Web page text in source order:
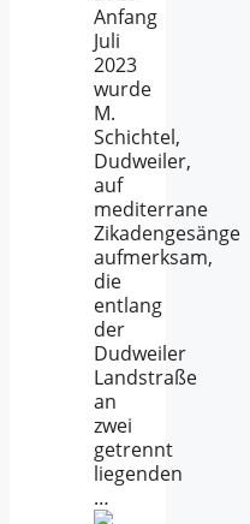
Anfang
Juli
2023
wurde
M.
Schichtel,
Dudweiler,
auf
mediterrane
Zikadengesänge
aufmerksam,
die
entlang
der
Dudweiler
Landstraße
an
zwei
getrennt
liegenden
…